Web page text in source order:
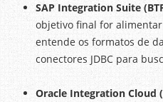
SAP Integration Suite
objetivo final for alimentar
entende os formatos de
conectores JDBC para
Oracle Integration Cloud